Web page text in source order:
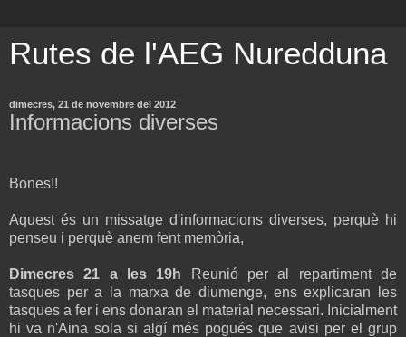
Rutes de l'AEG Nuredduna
dimecres, 21 de novembre del 2012
Informacions diverses
Bones!!
Aquest és un missatge d'informacions diverses, perquè hi
penseu i perquè anem fent memòria,
Dimecres 21 a les 19h Reunió per al repartiment de
tasques per a la marxa de diumenge, ens explicaran les
tasques a fer i ens donaran el material necessari. Inicialment
hi va n'Aina sola si algí més pogués que avisi per el grup